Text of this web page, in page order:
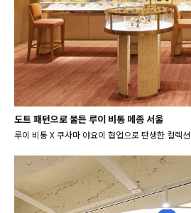
도트 패턴으로 물든 루이 비통 메종 서울
루이 비통 X 쿠사마 야요이 협업으로 탄생한 컬렉션